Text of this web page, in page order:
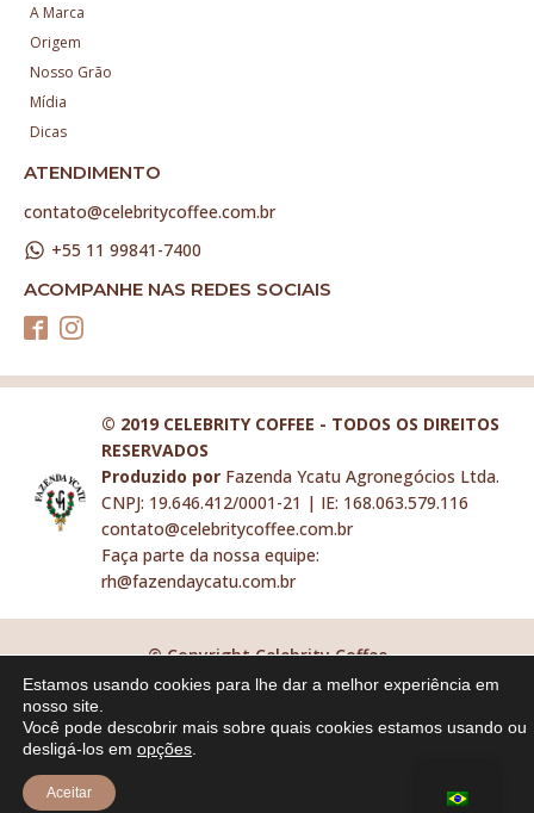
A Marca
Origem
Nosso Grão
Mídia
Dicas
ATENDIMENTO
contato@celebritycoffee.com.br
+55 11 99841-7400
ACOMPANHE NAS REDES SOCIAIS
© 2019 CELEBRITY COFFEE - TODOS OS DIREITOS
RESERVADOS
Produzido por Fazenda Ycatu Agronegócios Ltda.
CNPJ: 19.646.412/0001-21 | IE: 168.063.579.116
contato@celebritycoffee.com.br
Faça parte da nossa equipe:
rh@fazendaycatu.com.br
© Copyright Celebrity Coffee
Estamos usando cookies para lhe dar a melhor experiência em
nosso site.
Você pode descobrir mais sobre quais cookies estamos usando ou
desligá-los em opções
Aceitar